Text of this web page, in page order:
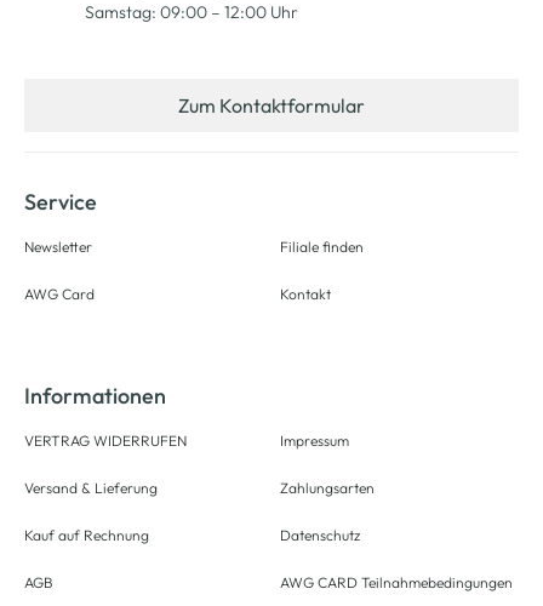
Samstag: 09:00 – 12:00 Uhr
Zum Kontaktformular
Service
Newsletter
AWG Card
Filiale finden
Kontakt
Informationen
VERTRAG WIDERRUFEN
Versand & Lieferung
Kauf auf Rechnung
AGB
Impressum
Zahlungsarten
Datenschutz
AWG CARD Teilnahmebedingungen